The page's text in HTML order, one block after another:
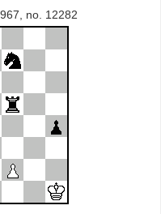
no. 12282